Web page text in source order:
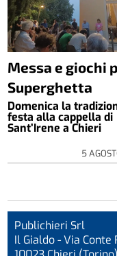
Messa e giochi
Superghetta
Domenica la
festa alla cappella di
Sant’Irene a Chieri
5
Publichieri Srl
Il Gialdo - Via Conte